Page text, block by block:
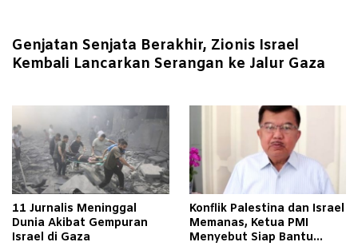
Genjatan Senjata Berakhir, Zionis Israel
Kembali Lancarkan Serangan ke Jalur Gaza
11 Jurnalis Meninggal
Dunia Akibat Gempuran
Israel di Gaza
Konflik Palestina dan Israel
Memanas, Ketua PMI
Menyebut Siap Bantu